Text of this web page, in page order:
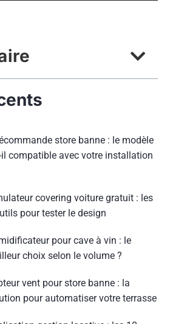
store banne : le modèle
il compatible avec votre installation
covering voiture gratuit : les
pour tester le design
pour cave à vin : le
choix selon le volume ?
vent pour store banne : la
pour automatiser votre terrasse